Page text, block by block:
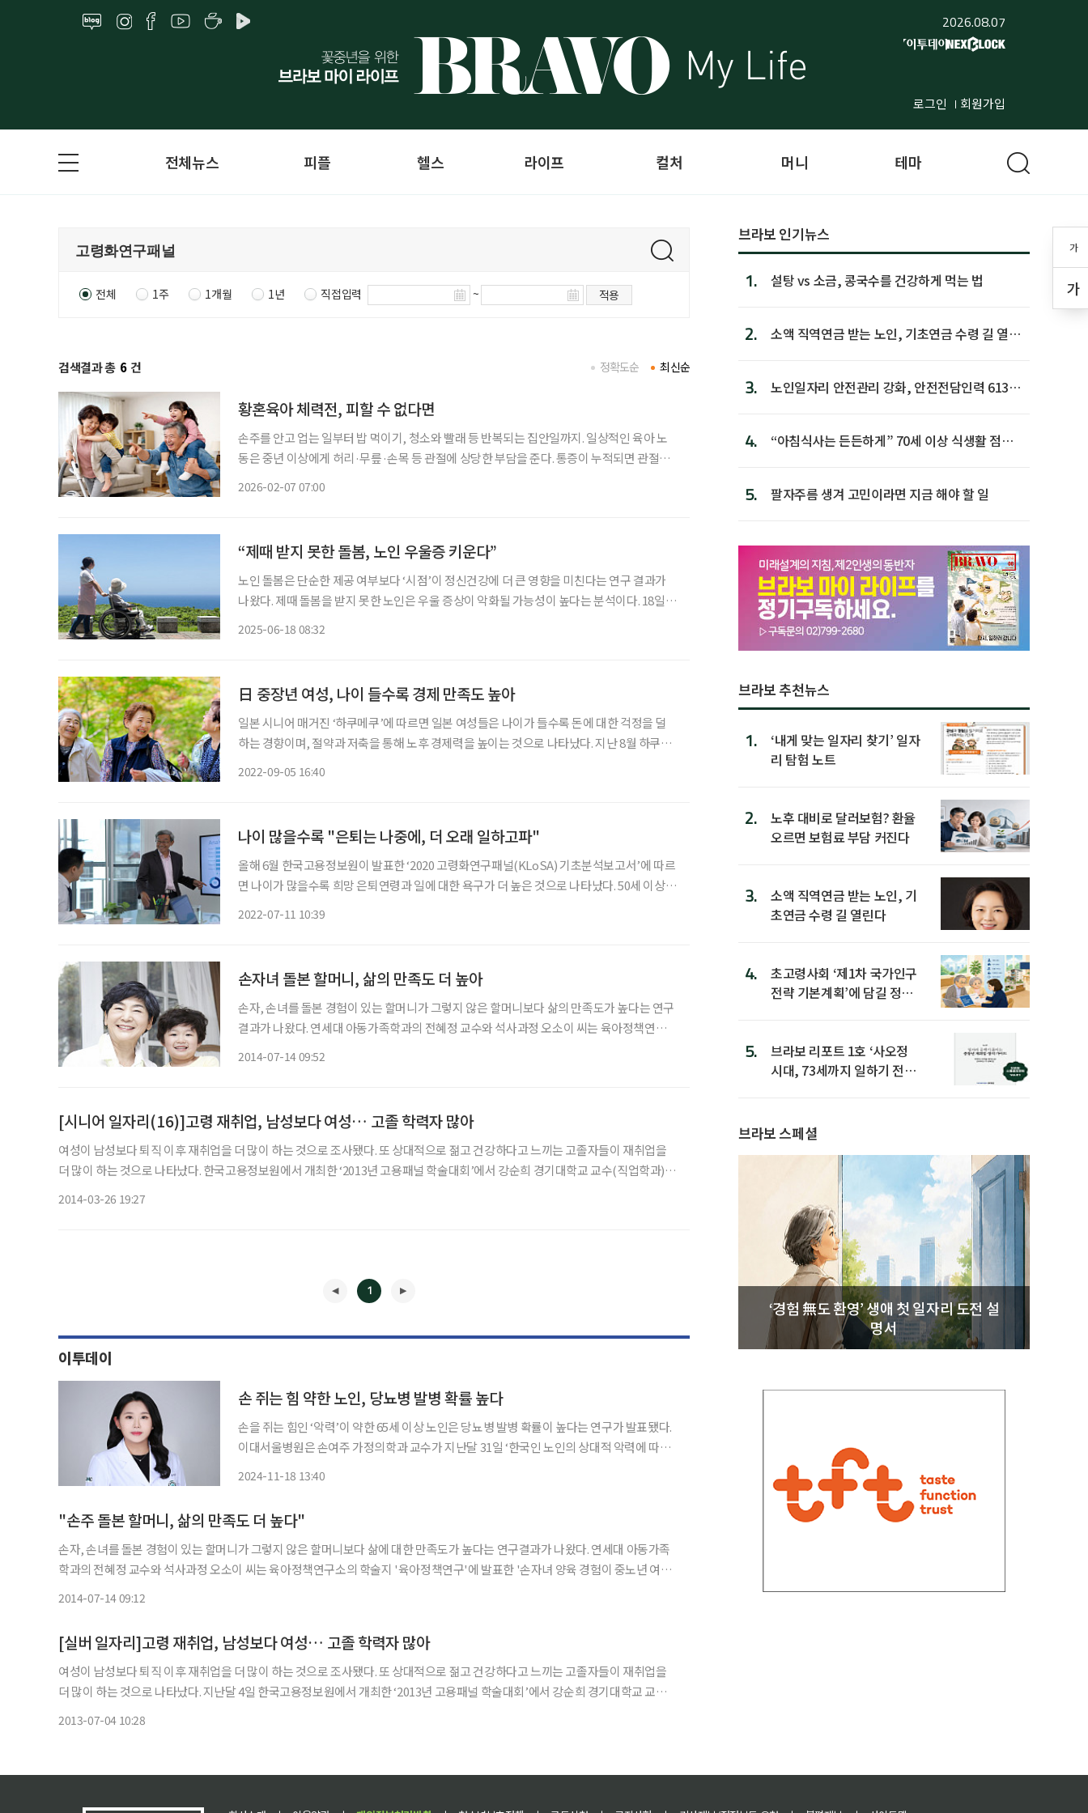
2026.08.07
로그인 회원가입
가
가
전체뉴스 피플 헬스 라이프 컬처 머니 테마
전체 1주 1개월 1년 직접입력 ~ 적용
검색결과 총 6 건 최신순
정확도순
황혼육아 체력전, 피할 수 없다면
손주를 안고 업는 일부터 밥 먹이기, 청소와 빨래 등 반복되는 집안일까지. 일상적인 육아 노
동은 중년 이상에게 허리·무릎·손목 등 관절에 상당한 부담을 준다. 통증이 누적되면 관절염
2026-02-07 07:00
“제때 받지 못한 돌봄, 노인 우울증 키운다”
노인 돌봄은 단순한 제공 여부보다 ‘시점’이 정신건강에 더 큰 영향을 미친다는 연구 결과가
나왔다. 제때 돌봄을 받지 못한 노인은 우울 증상이 악화될 가능성이 높다는 분석이다. 18일
2025-06-18 08:32
日 중장년 여성, 나이 들수록 경제 만족도 높아
일본 시니어 매거진 ‘하쿠메쿠’에 따르면 일본 여성들은 나이가 들수록 돈에 대한 걱정을 덜
하는 경향이며, 절약과 저축을 통해 노후 경제력을 높이는 것으로 나타났다. 지난 8월 하쿠메
2022-09-05 16:40
나이 많을수록 "은퇴는 나중에, 더 오래 일하고파"
올해 6월 한국고용정보원이 발표한 ‘2020 고령화연구패널(KLoSA) 기초분석보고서’에 따르
면 나이가 많을수록 희망 은퇴연령과 일에 대한 욕구가 더 높은 것으로 나타났다. 50세 이상
2022-07-11 10:39
손자녀 돌본 할머니, 삶의 만족도 더 높아
손자, 손녀를 돌본 경험이 있는 할머니가 그렇지 않은 할머니보다 삶의 만족도가 높다는 연구
결과가 나왔다. 연세대 아동가족학과의 전혜정 교수와 석사과정 오소이 씨는 육아정책연구소
2014-07-14 09:52
[시니어 일자리(16)]고령 재취업, 남성보다 여성… 고졸 학력자 많아
여성이 남성보다 퇴직 이후 재취업을 더 많이 하는 것으로 조사됐다. 또 상대적으로 젊고 건강하다고 느끼는 고졸자들이 재취업을
더 많이 하는 것으로 나타났다. 한국고용정보원에서 개최한 ‘2013년 고용패널 학술대회’에서 강순희 경기대학교 교수(직업학과)와
2014-03-26 19:27
◀
1
▶
이투데이
손 쥐는 힘 약한 노인, 당뇨병 발병 확률 높다
손을 쥐는 힘인 ‘악력’이 약한 65세 이상 노인은 당뇨병 발병 확률이 높다는 연구가 발표됐다.
이대서울병원은 손여주 가정의학과 교수가 지난달 31일 ‘한국인 노인의 상대적 악력에 따른
2024-11-18 13:40
"손주 돌본 할머니, 삶의 만족도 더 높다"
손자, 손녀를 돌본 경험이 있는 할머니가 그렇지 않은 할머니보다 삶에 대한 만족도가 높다는 연구결과가 나왔다. 연세대 아동가족
학과의 전혜정 교수와 석사과정 오소이 씨는 육아정책연구소의 학술지 '육아정책연구'에 발표한 '손자녀 양육 경험이 중노년 여성
2014-07-14 09:12
[실버 일자리]고령 재취업, 남성보다 여성… 고졸 학력자 많아
여성이 남성보다 퇴직 이후 재취업을 더 많이 하는 것으로 조사됐다. 또 상대적으로 젊고 건강하다고 느끼는 고졸자들이 재취업을
더 많이 하는 것으로 나타났다. 지난달 4일 한국고용정보원에서 개최한 ‘2013년 고용패널 학술대회’에서 강순희 경기대학교 교수
2013-07-04 10:28
브라보 인기뉴스
1. 설탕 vs 소금, 콩국수를 건강하게 먹는 법
2.
소액 직역연금 받는 노인, 기초연금 수령 길 열린
3.
노인일자리 안전관리 강화, 안전전담인력 613명
4.
“아침식사는 든든하게” 70세 이상 식생활 점수
5. 팔자주름 생겨 고민이라면 지금 해야 할 일
브라보 추천뉴스
1.
‘내게 맞는 일자리 찾기’ 일자
리 탐험 노트
2.
노후 대비로 달러보험? 환율
오르면 보험료 부담 커진다
3.
소액 직역연금 받는 노인, 기
초연금 수령 길 열린다
4.
초고령사회 ‘제1차 국가인구
전략 기본계획’에 담길 정책
5.
브라보 리포트 1호 ‘사오정
시대, 73세까지 일하기 전략’
브라보 스페셜
‘경험 無도 환영’ 생애 첫 일자리 도전 설
명서